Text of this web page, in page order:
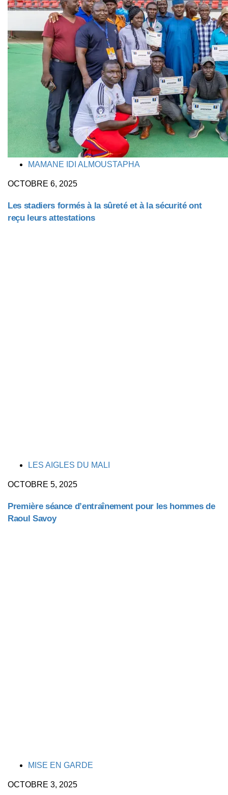
TAGSMAMANE IDI ALMOUSTAPHA
OCTOBRE 6, 2025
Les stadiers formés à la sûreté et à la sécurité ont
reçu leurs attestations
TAGSLES AIGLES DU MALI
OCTOBRE 5, 2025
Première séance d’entraînement pour les hommes de
Raoul Savoy
TAGSMISE EN GARDE
OCTOBRE 3, 2025